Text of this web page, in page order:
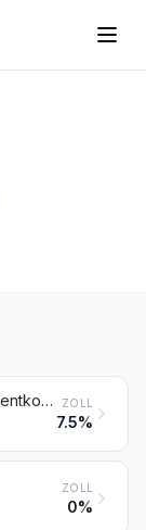
Kaffee, auch geröstet oder entkoffeiniert; Kaffeeschalen und Kaffeehäutchen; Kaffeemittel mit beliebigem Kaffeegehalt ZOLL
7.5%
ZOLL
0%